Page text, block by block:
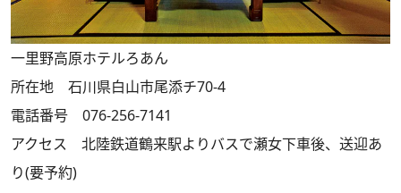
一里野高原ホテルろあん
所在地 石川県白山市尾添チ70-4
電話番号 076-256-7141
アクセス 北陸鉄道鶴来駅よりバスで瀬女下車後、送迎あ
り(要予約)